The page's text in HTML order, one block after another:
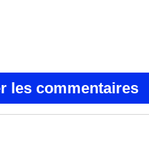
les commentaires